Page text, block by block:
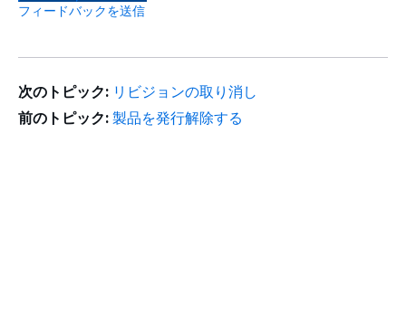
フィードバックを送信
次のトピック: リビジョンの取り消し
前のトピック: 製品を発行解除する